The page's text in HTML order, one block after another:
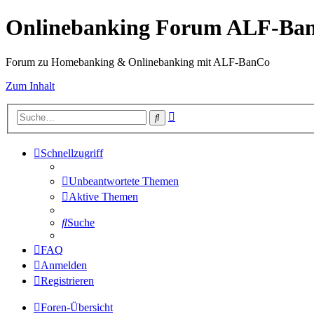
Onlinebanking Forum ALF-
Forum zu Homebanking & Onlinebanking mit ALF-BanCo
Zum Inhalt
Suche
Schnellzugriff
Unbeantwortete Themen
Aktive Themen
Suche
FAQ
Anmelden
Registrieren
Foren-Übersicht